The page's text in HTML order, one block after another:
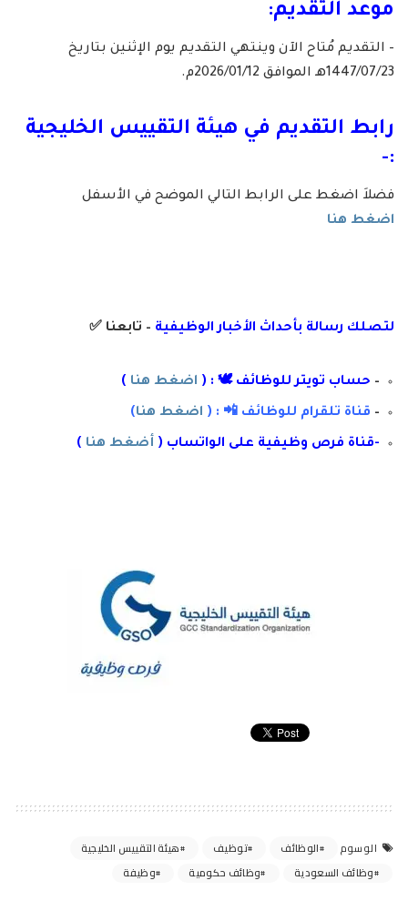
موعد التقديم:
– التقديم مُتاح الآن وينتهي التقديم يوم الإثنين بتاريخ
1447/07/23هـ الموافق 2026/01/12م.
رابط التقديم في هيئة التقييس الخليجية
:-
فضلاَ اضغط على الرابط التالي الموضح في الأسفل
اضغط هنا
لتصلك رسالة بأحداث الأخبار الوظيفية – تابعنا ✅
– حساب تويتر للوظائف 🕊 : ( اضغط هنا )
– قناة تلقرام للوظائف 📲 : ( اضغط هنا)
-قناة فرص وظيفية على الواتساب ( أضغط هنا )
الوسوم الوظائف توظيف
هيئة التقييس الخليجية
وظائف السعودية
وظائف حكومية وظيفة